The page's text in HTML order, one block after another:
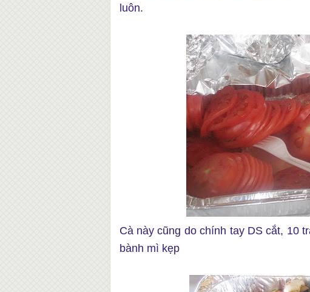
luôn.
Cà này cũng do chính tay DS cắt, 10
bành mì kẹp